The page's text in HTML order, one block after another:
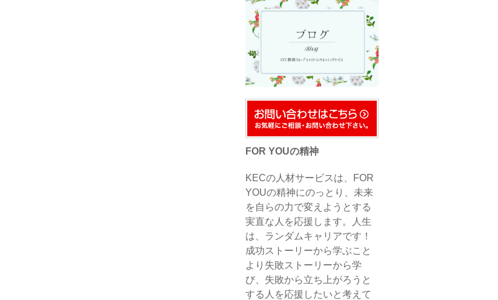
FOR YOUの精神
KECの人材サービスは、FOR
YOUの精神にのっとり、未来
を自らの力で変えようとする
実直な人を応援します。人生
は、ランダムキャリアです！
成功ストーリーから学ぶこと
より失敗ストーリーから学
び、失敗から立ち上がろうと
する人を応援したいと考えて